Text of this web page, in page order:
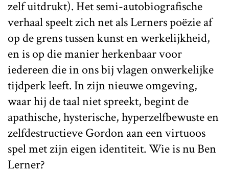
zelf uitdrukt). Het semi-autobiografische
verhaal speelt zich net als Lerners poëzie af
op de grens tussen kunst en werkelijkheid,
en is op die manier herkenbaar voor
iedereen die in ons bij vlagen onwerkelijke
tijdperk leeft. In zijn nieuwe omgeving,
waar hij de taal niet spreekt, begint de
apathische, hysterische, hyperzelfbewuste en
zelfdestructieve Gordon aan een virtuoos
spel met zijn eigen identiteit. Wie is nu Ben
Lerner?